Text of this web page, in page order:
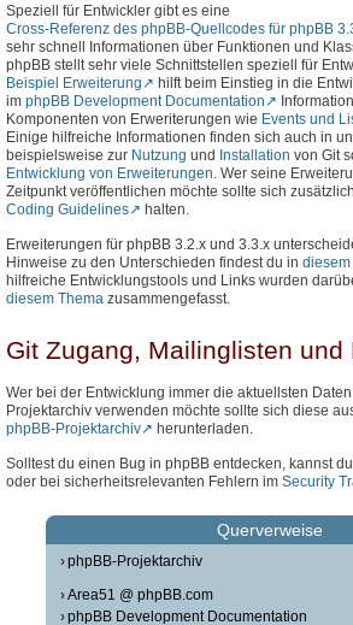
Speziell für Entwickler gibt es eine
Cross-Referenz des phpBB-Quellcodes für phpBB
sehr schnell Informationen über Funktionen und
phpBB stellt sehr viele Schnittstellen speziell für
Beispiel Erweiterung
hilft beim Einstieg in die
im phpBB Development Documentation
Komponenten von Erweriterungen wie Events und
Einige hilfreiche Informationen finden sich auch in
beispielsweise zur Nutzung und Installation von Git
Entwicklung von Erweiterungen. Wer seine
Zeitpunkt veröffentlichen möchte sollte sich
Coding Guidelines
halten.
Erweiterungen für phpBB 3.2.x und 3.3.x
Hinweise zu den Unterschieden findest du in
hilfreiche Entwicklungstools und Links wurden
diesem Thema zusammengefasst.
Git Zugang, Mailinglisten und
Wer bei der Entwicklung immer die aktuellsten
Projektarchiv verwenden möchte sollte sich diese
phpBB-Projektarchiv
herunterladen.
Solltest du einen Bug in phpBB entdecken, kannst
oder bei sicherheitsrelevanten Fehlern im Security
Querverweise
phpBB-Projektarchiv
Area51 @ phpBB.com
phpBB Development Documentation